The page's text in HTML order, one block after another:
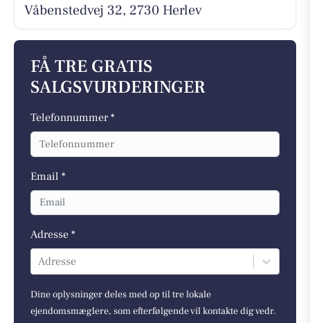
Våbenstedvej 32, 2730 Herlev
FÅ TRE GRATIS
SALGSVURDERINGER
Telefonnummer *
Email *
Adresse *
Adresse
Dine oplysninger deles med op til tre lokale
ejendomsmæglere, som efterfølgende vil kontakte dig vedr.